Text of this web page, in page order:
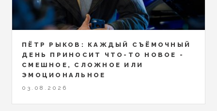
ПЁТР РЫКОВ: КАЖДЫЙ СЪЁМОЧНЫЙ
ДЕНЬ ПРИНОСИТ ЧТО-ТО НОВОЕ -
СМЕШНОЕ, СЛОЖНОЕ ИЛИ
ЭМОЦИОНАЛЬНОЕ
03.08.2026